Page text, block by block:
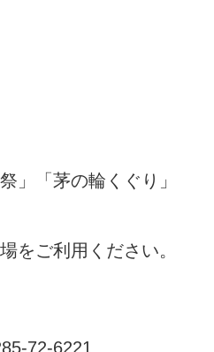
」「茅の輪くぐり」
をご利用ください。
72-6221